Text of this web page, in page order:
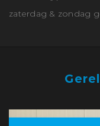
zaterdag & zondag